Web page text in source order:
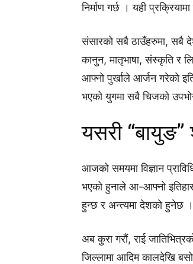
निर्माण गर्छ । यही
संसारकाे सबै ठाउँहरुमा, सबै
कानुन, मातृभाषा, संस्कृति र
आफ्नो पुर्खाले आर्जन गरेको
भएको युगमा सबै चिजकाे
यसरी
आजको समयमा विज्ञान
भएको हुनाले आ-आफ्नो
हुन्छ र अन्त्यमा देशको हुनेछ ।
अब कुरा गराैं, राई
जिल्लामा आदिम कालदेखि